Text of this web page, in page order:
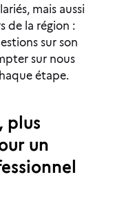
mais aussi
de la région :
sur son
sur nous
étape.
plus
un